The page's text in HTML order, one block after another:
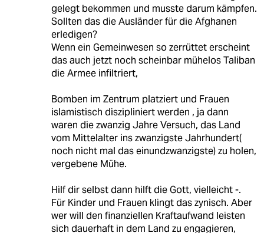
gelegt bekommen und musste darum kämpfen.
Sollten das die Ausländer für die Afghanen
erledigen?
Wenn ein Gemeinwesen so zerrüttet erscheint
das auch jetzt noch scheinbar mühelos Taliban
die Armee infiltriert,
Bomben im Zentrum platziert und Frauen
islamistisch diszipliniert werden , ja dann
waren die zwanzig Jahre Versuch, das Land
vom Mittelalter ins zwanzigste Jahrhundert(
noch nicht mal das einundzwanzigste) zu holen,
vergebene Mühe.
Hilf dir selbst dann hilft die Gott, vielleicht -.
Für Kinder und Frauen klingt das zynisch. Aber
wer will den finanziellen Kraftaufwand leisten
sich dauerhaft in dem Land zu engagieren,